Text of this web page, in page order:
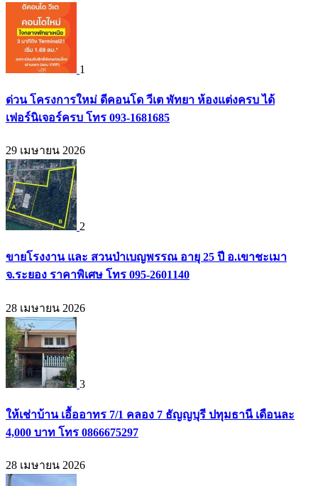
1
ด่วน โครงการใหม่ ดีคอนโด วีเต พัทยา ห้องแต่งครบ ได้
เฟอร์นิเจอร์ครบ โทร 093-1681685
29 เมษายน 2026
2
ขายโรงงาน และ สวนป่าเบญพรรณ อายุ 25 ปี อ.เขาชะเมา
จ.ระยอง ราคาพิเศษ โทร 095-2601140
28 เมษายน 2026
3
ให้เช่าบ้าน เอื้ออาทร 7/1 คลอง 7 ธัญญบุรี ปทุมธานี เดือนละ
4,000 บาท โทร 0866675297
28 เมษายน 2026